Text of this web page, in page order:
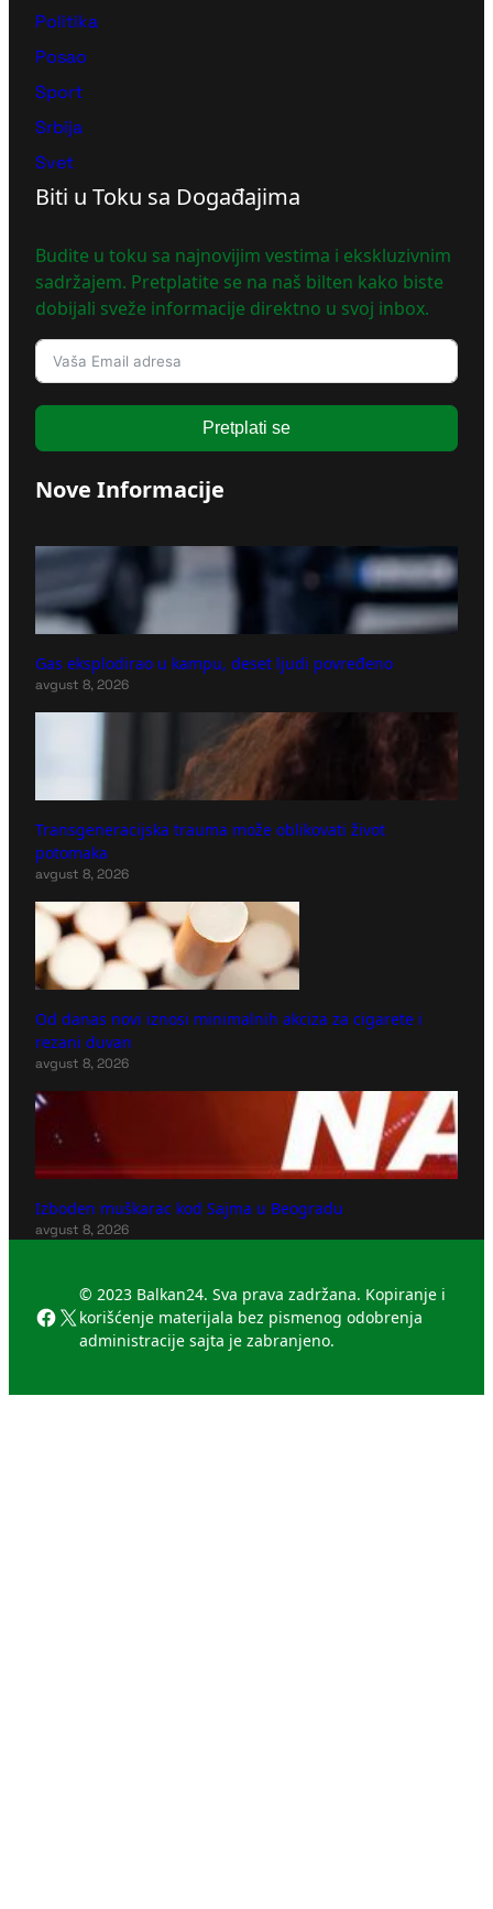
Politika
Posao
Sport
Srbija
Svet
Biti u Toku sa Događajima
Budite u toku sa najnovijim vestima i ekskluzivnim
sadržajem. Pretplatite se na naš bilten kako biste
dobijali sveže informacije direktno u svoj inbox.
Pretplati se
Nove Informacije
Gas eksplodirao u kampu, deset ljudi povređeno
avgust 8, 2026
Transgeneracijska trauma može oblikovati život
potomaka
avgust 8, 2026
Od danas novi iznosi minimalnih akciza za cigarete i
rezani duvan
avgust 8, 2026
Izboden muškarac kod Sajma u Beogradu
avgust 8, 2026
Facebook
X
© 2023 Balkan24. Sva prava zadržana. Kopiranje i
korišćenje materijala bez pismenog odobrenja
administracije sajta je zabranjeno.